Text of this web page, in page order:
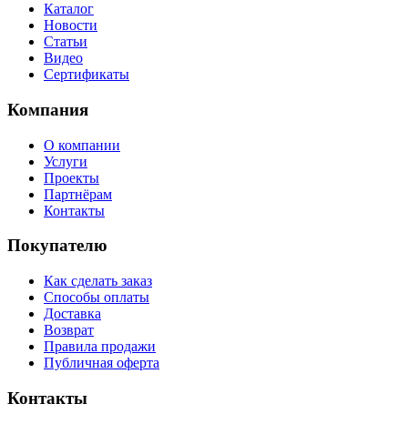
Каталог
Новости
Статьи
Видео
Сертификаты
Компания
О компании
Услуги
Проекты
Партнёрам
Контакты
Покупателю
Как сделать заказ
Способы оплаты
Доставка
Возврат
Правила продажи
Публичная оферта
Контакты